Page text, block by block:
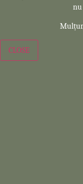
nu
CLOSE